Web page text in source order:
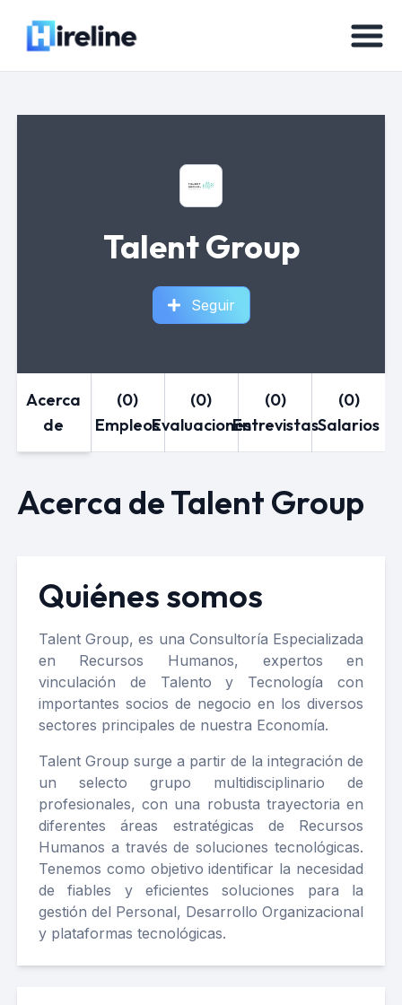
Talent Group
Seguir
Acerca
de
(0)
Empleos
(0)
Evaluaciones
(0)
Entrevistas
(0)
Salarios
Acerca de Talent Group
Quiénes somos
Talent Group, es una Consultoría Especializada
en Recursos Humanos, expertos en
vinculación de Talento y Tecnología con
importantes socios de negocio en los diversos
sectores principales de nuestra Economía.
Talent Group surge a partir de la integración de
un selecto grupo multidisciplinario de
profesionales, con una robusta trayectoria en
diferentes áreas estratégicas de Recursos
Humanos a través de soluciones tecnológicas.
Tenemos como objetivo identificar la necesidad
de fiables y eficientes soluciones para la
gestión del Personal, Desarrollo Organizacional
y plataformas tecnológicas.